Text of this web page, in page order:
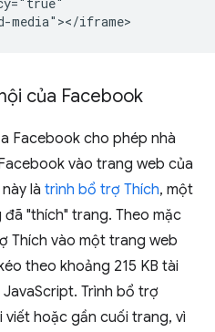
của Facebook
Facebook cho phép nhà
vào trang web của
là trình bổ trợ Thích, một
"thích" trang. Theo mặc
Thích vào một trang web
theo khoảng 215 KB tài
Trình bổ trợ
hoặc gần cuối trang, vì